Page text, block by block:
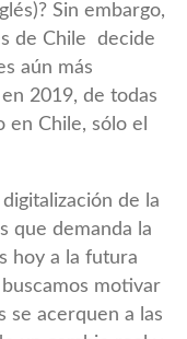
Sin embargo,
de Chile decide
aún más
2019, de todas
en Chile, sólo el
de la
que demanda la
hoy a la futura
motivar
se acerquen a las